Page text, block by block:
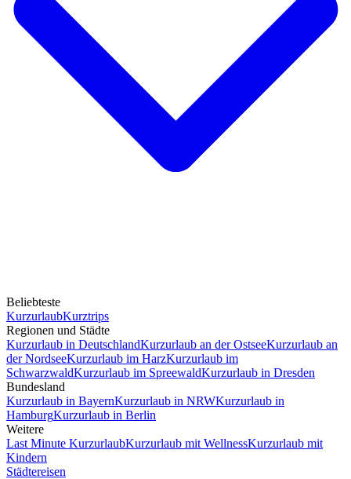
Beliebteste
KurzurlaubKurztrips
Regionen und Städte
Kurzurlaub in DeutschlandKurzurlaub an der OstseeKurzurlaub an
der NordseeKurzurlaub im HarzKurzurlaub im
SchwarzwaldKurzurlaub im SpreewaldKurzurlaub in Dresden
Bundesland
Kurzurlaub in BayernKurzurlaub in NRWKurzurlaub in
HamburgKurzurlaub in Berlin
Weitere
Last Minute KurzurlaubKurzurlaub mit WellnessKurzurlaub mit
Kindern
Städtereisen